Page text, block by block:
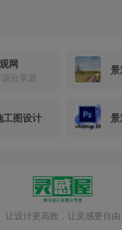
网
分享源
工图设计
让设计更高效，让灵感更自由